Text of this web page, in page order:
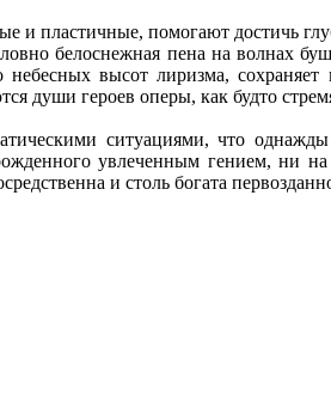
и пластичные, помогают достичь
белоснежная пена на волнах
высот лиризма,
души героев оперы, как будто
ситуациями, что
увлеченным гением, ни
и столь богата